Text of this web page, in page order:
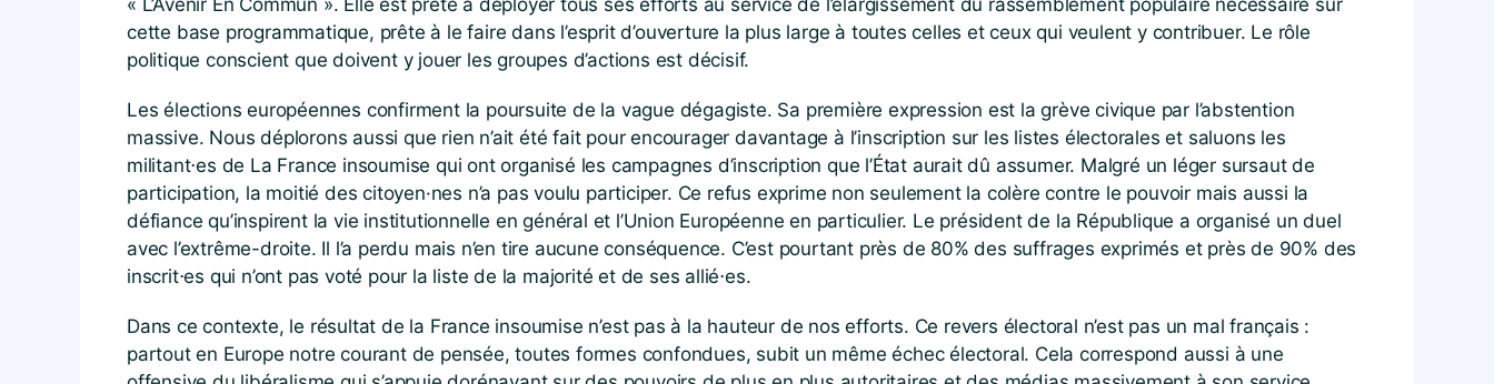
« L’Avenir En Commun ». Elle est prête à déployer tous ses efforts au service de l’élargissement du rassemblement populaire nécessaire sur
cette base programmatique, prête à le faire dans l’esprit d’ouverture la plus large à toutes celles et ceux qui veulent y contribuer. Le rôle
politique conscient que doivent y jouer les groupes d’actions est décisif.
Les élections européennes confirment la poursuite de la vague dégagiste. Sa première expression est la grève civique par l’abstention
massive. Nous déplorons aussi que rien n’ait été fait pour encourager davantage à l’inscription sur les listes électorales et saluons les
militant⋅es de La France insoumise qui ont organisé les campagnes d’inscription que l’État aurait dû assumer. Malgré un léger sursaut de
participation, la moitié des citoyen·nes n’a pas voulu participer. Ce refus exprime non seulement la colère contre le pouvoir mais aussi la
défiance qu’inspirent la vie institutionnelle en général et l’Union Européenne en particulier. Le président de la République a organisé un duel
avec l’extrême-droite. Il l’a perdu mais n’en tire aucune conséquence. C’est pourtant près de 80% des suffrages exprimés et près de 90% des
inscrit⋅es qui n’ont pas voté pour la liste de la majorité et de ses allié⋅es.
Dans ce contexte, le résultat de la France insoumise n’est pas à la hauteur de nos efforts. Ce revers électoral n’est pas un mal français :
partout en Europe notre courant de pensée, toutes formes confondues, subit un même échec électoral. Cela correspond aussi à une